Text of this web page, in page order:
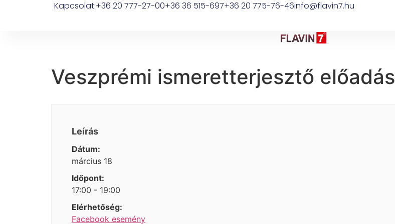
Kapcsolat:+36 20 777-27-00+36 36 515-697+36 20 775-76-46info@flavin7.hu
Veszprémi ismeretterjesztő előadás
Leírás
Dátum:
március 18
Időpont:
17:00 - 19:00
Elérhetőség:
Facebook esemény